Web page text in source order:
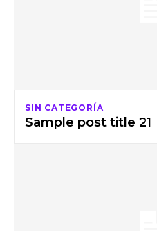
SIN CATEGORÍA
Sample post title 21